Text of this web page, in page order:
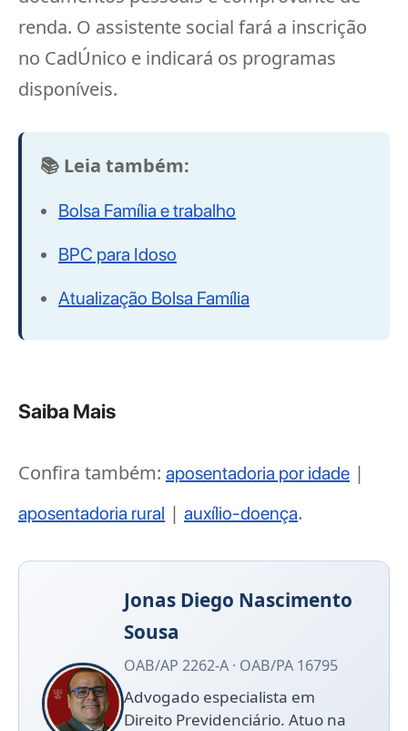
renda. O assistente social fará a inscrição
no CadÚnico e indicará os programas
disponíveis.
📚 Leia também:
Bolsa Família e trabalho
BPC para Idoso
Atualização Bolsa Família
Saiba Mais
Confira também: aposentadoria por idade |
aposentadoria rural | auxílio-doença.
Jonas Diego Nascimento
Sousa
OAB/AP 2262-A · OAB/PA 16795
Advogado especialista em
Direito Previdenciário. Atuo na